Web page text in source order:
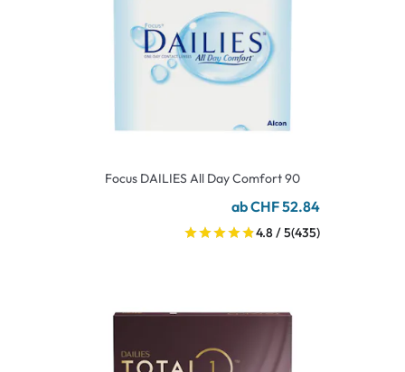
Focus DAILIES All Day Comfort 90
ab CHF 52.84
4.8 / 5(435)